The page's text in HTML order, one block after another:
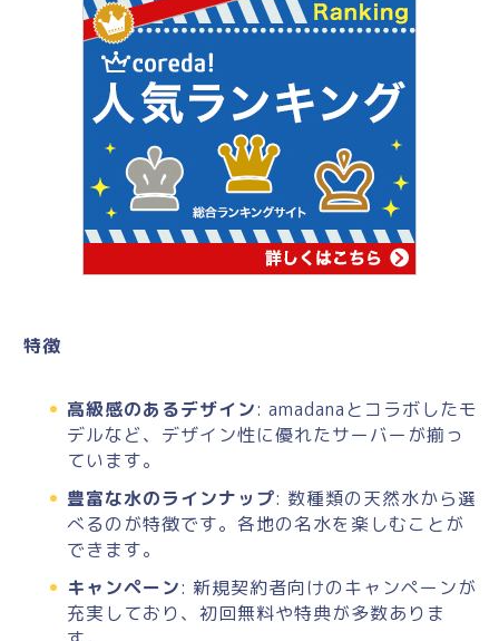
特徴
高級感のあるデザイン: amadanaとコラボしたモ
デルなど、デザイン性に優れたサーバーが揃っ
ています。
豊富な水のラインナップ: 数種類の天然水から選
べるのが特徴です。各地の名水を楽しむことが
できます。
キャンペーン: 新規契約者向けのキャンペーンが
充実しており、初回無料や特典が多数ありま